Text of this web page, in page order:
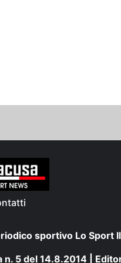
sportivo Lo Sport
5 del 14.8.2014 |